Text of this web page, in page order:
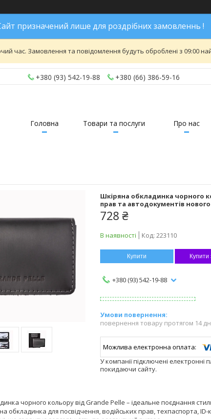
призначений лише для роздрібних замовленнь !
час. Замовлення та повідомлення будуть оброблені з 09:00
+380 (93) 542-19-88 +380 (66) 386-59-16
Головна Товари та послуги Про нас
Шкіряна обкладинка чорного
прав та автодокументів
728 ₴
В наявності Код: 223110
Купити Купити
+380 (93) 542-19-88
повернення товару протягом 14
У компанії підключені
покидаючи сайту.
чорного кольору від Grande Pelle – ідеальне поєднання
обкладинка для посвідчення, водійських прав, техпаспорта,